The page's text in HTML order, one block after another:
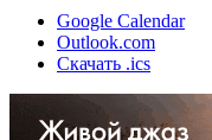
Google Calendar
Outlook.com
Скачать .ics